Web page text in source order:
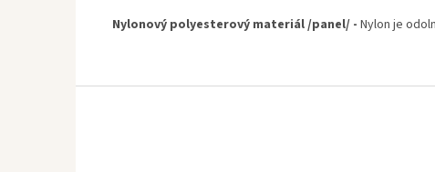
Nylonový polyesterový materiál /panel/ - Nylon je